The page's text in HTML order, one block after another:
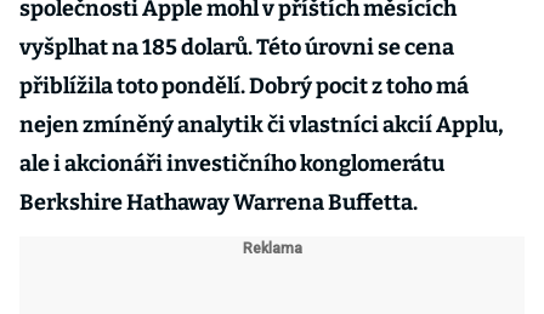
společnosti Apple mohl v příštích měsících
vyšplhat na 185 dolarů. Této úrovni se cena
přiblížila toto pondělí. Dobrý pocit z toho má
nejen zmíněný analytik či vlastníci akcií Applu,
ale i akcionáři investičního konglomerátu
Berkshire Hathaway Warrena Buffetta.